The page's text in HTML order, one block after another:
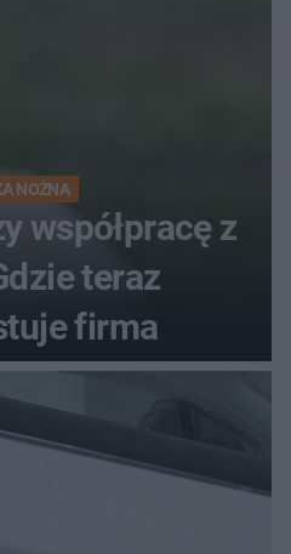
NOŻNA
współpracę z
teraz
firma